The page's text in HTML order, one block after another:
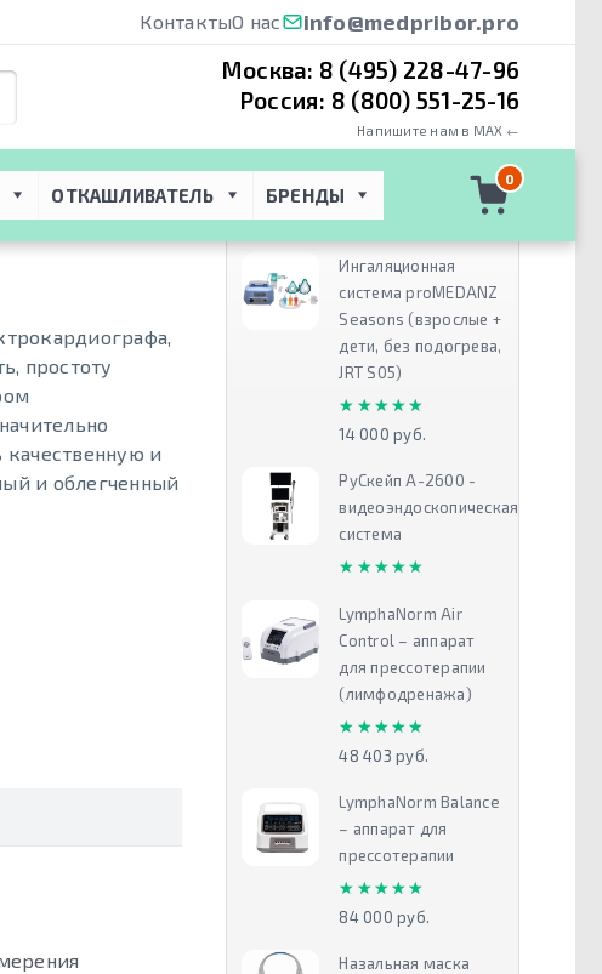
КонтактыО нас info@medpribor.pro
Москва: 8 (495) 228-47-96
Россия: 8 (800) 551-25-16
Напишите нам в MAX ←
ОТКАШЛИВАТЕЛЬ БРЕНДЫ
0
простоту
качественную и
и облегченный
Рекомендуем
Ингаляционная
система proMEDANZ
Seasons (взрослые +
дети, без подогрева,
JRT S05)
★★★★★
★★★★★
14 000 руб.
РуСкейп А-2600 -
видеоэндоскопическая
система
★★★★★
★★★★★
LymphaNorm Air
Control – аппарат
для прессотерапии
(лимфодренажа)
★★★★★
★★★★★
48 403 руб.
LymphaNorm Balance
– аппарат для
прессотерапии
★★★★★
★★★★★
84 000 руб.
Назальная маска